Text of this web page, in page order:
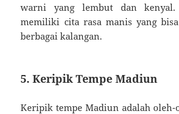
warni yang lembut dan
memiliki cita rasa manis yang
berbagai kalangan.
5. Keripik Tempe Madiun
Keripik tempe Madiun adalah oleh-